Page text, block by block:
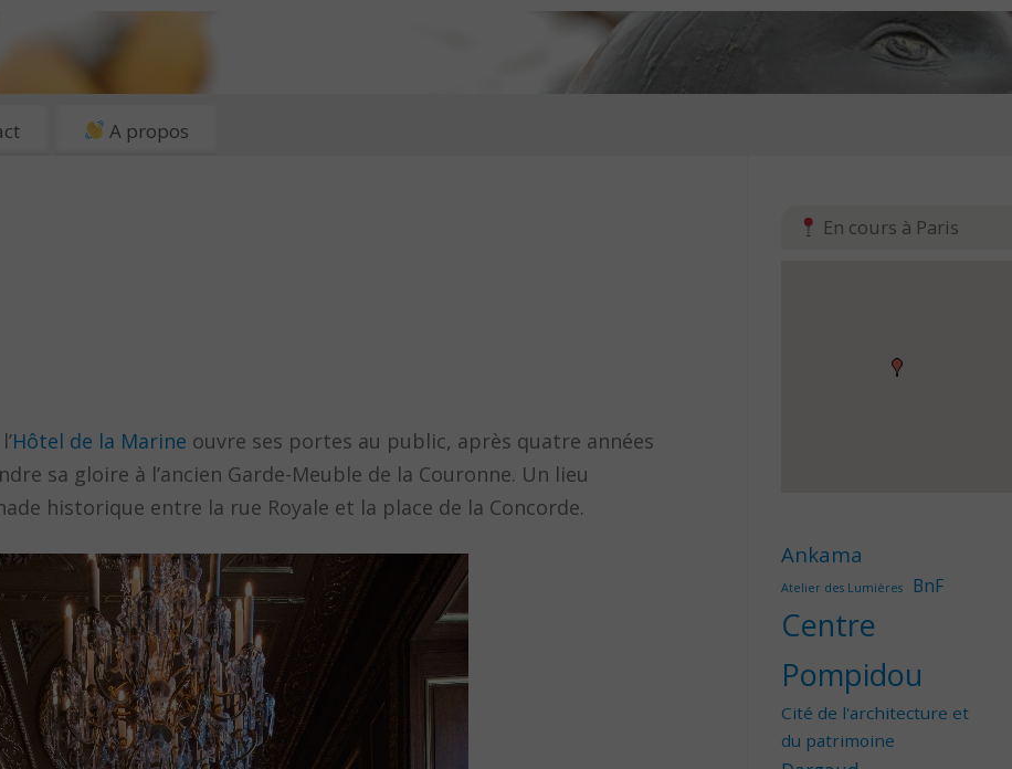
A propos
Hôtel de la Marine ouvre ses portes au public, après quatre années
sa gloire à l’ancien Garde-Meuble de la Couronne. Un lieu
historique entre la rue Royale et la place de la Concorde.
En cours à Paris
Ankama
Atelier des Lumières BnF
Centre
Pompidou
Cité de l'architecture et
du patrimoine